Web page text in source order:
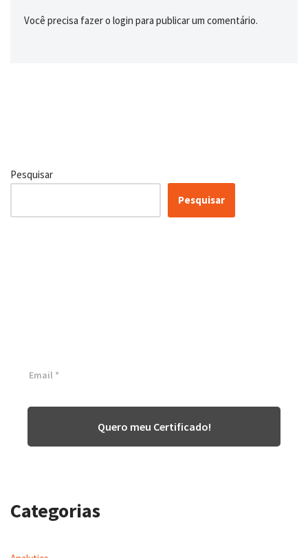
Você precisa fazer o login para publicar um comentário.
Pesquisar
Pesquisar
Quero meu Certificado!
Categorias